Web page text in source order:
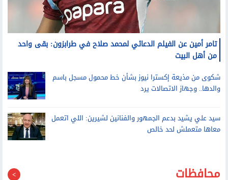
تامر أمين عن الفيلم الدعائي لمحمد صلاح في طرابزون: بقى واحد
من أهل البيت
شكوى من مذيعة إكسترا نيوز بشأن خط محمول مسجل باسم
والدها.. وجهاز الاتصالات يرد
معاها متعملش لحد خالص